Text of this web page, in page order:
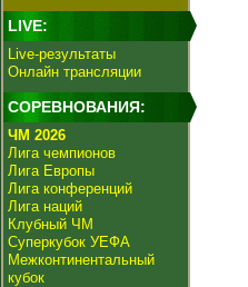
LIVE:
Live-результаты
Онлайн трансляции
СОРЕВНОВАНИЯ:
ЧМ 2026
Лига чемпионов
Лига Европы
Лига конференций
Лига наций
Клубный ЧМ
Суперкубок УЕФА
Межконтинентальный
кубок